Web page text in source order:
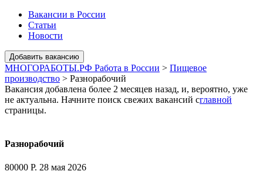
Вакансии в России
Статьи
Новости
МНОГОРАБОТЫ.РФ Работа в России > Пищевое
производство > Разнорабочий
Вакансия добавлена более 2 месяцев назад, и, вероятно, уже
не актуальна. Начните поиск свежих вакансий сглавной
страницы.
Разнорабочий
80000 Р. 28 мая 2026